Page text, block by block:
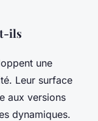
ils
une
Leur surface
aux versions
dynamiques.